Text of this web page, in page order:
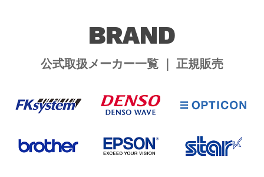
BRAND
公式取扱メーカー一覧 ｜ 正規販売